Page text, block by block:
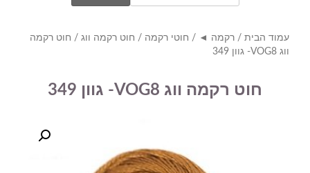
עמוד הבית / רקמה ◄ / חוטי רקמה / חוט רקמה ווג / חוט רקמה
ווג VOG8- גוון 349
חוט רקמה ווג VOG8- גוון 349